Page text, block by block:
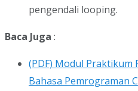
pengendali looping.
Baca Juga :
(PDF) Modul Praktikum
Bahasa Pemrograman